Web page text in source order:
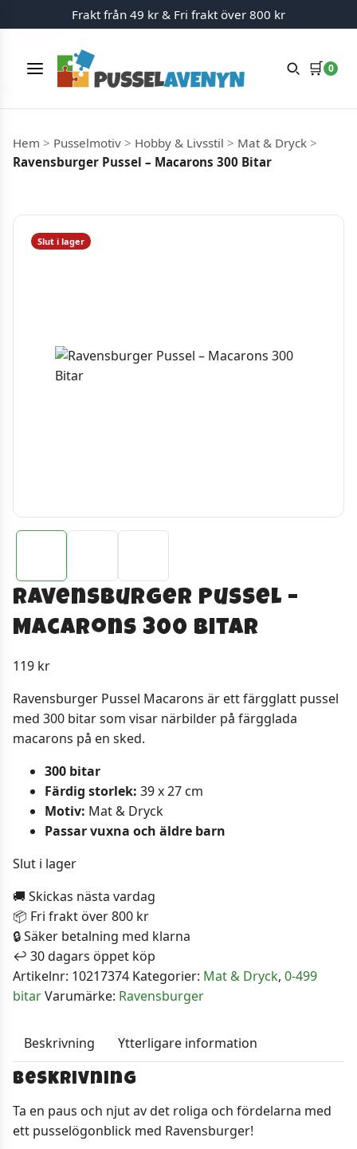
Hoppa till innehåll
Frakt från 49 kr & Fri frakt över 800 kr
Meny 🛒 0
Hem > Pusselmotiv > Hobby & Livsstil > Mat & Dryck >
Ravensburger Pussel – Macarons 300 Bitar
Slut i lager
Ravensburger Pussel –
Macarons 300 Bitar
119 kr
Ravensburger Pussel Macarons är ett färgglatt pussel
med 300 bitar som visar närbilder på färgglada
macarons på en sked.
300 bitar
Färdig storlek: 39 x 27 cm
Motiv: Mat & Dryck
Passar vuxna och äldre barn
Slut i lager
🚚 Skickas nästa vardag
📦 Fri frakt över 800 kr
🔒 Säker betalning med klarna
↩️ 30 dagars öppet köp
Artikelnr: 10217374 Kategorier: Mat & Dryck, 0-499
bitarVarumärke: Ravensburger
Beskrivning Ytterligare information
Beskrivning
Ta en paus och njut av det roliga och fördelarna med
ett pusselögonblick med Ravensburger!